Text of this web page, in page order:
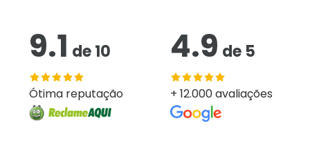
9.1 de10
Ótima reputação
4.9 de 5
+ 12.000 avaliações